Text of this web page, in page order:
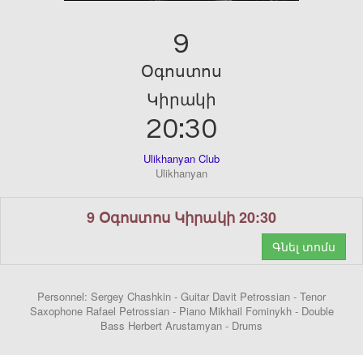
9
Օգոստոս
Կիրակի
20:30
Ulikhanyan Club
Ulikhanyan
9 Օգոստոս Կիրակի 20:30
Գնել տոմս
Personnel: Sergey Chashkin - Guitar Davit Petrossian - Tenor
Saxophone Rafael Petrossian - Piano Mikhail Fominykh - Double
Bass Herbert Arustamyan - Drums